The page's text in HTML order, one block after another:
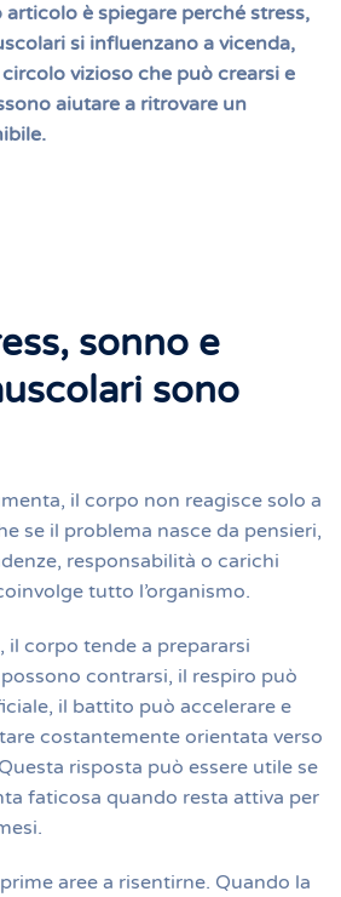
articolo è spiegare perché stress,
si influenzano a vicenda,
vizioso che può crearsi e
aiutare a ritrovare un
sonno e
sono
il corpo non reagisce solo a
se il problema nasce da pensieri,
responsabilità o carichi
tutto l’organismo.
il corpo tende a prepararsi
contrarsi, il respiro può
il battito può accelerare e
costantemente orientata verso
risposta può essere utile se
faticosa quando resta attiva per
aree a risentirne. Quando la